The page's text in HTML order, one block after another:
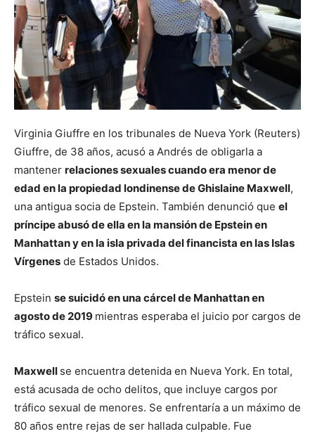
Virginia Giuffre en los tribunales de Nueva York (Reuters)
Giuffre, de 38 años, acusó a Andrés de obligarla a
mantener relaciones sexuales cuando era menor de
edad en la propiedad londinense de Ghislaine Maxwell,
una antigua socia de Epstein. También denunció que el
príncipe abusó de ella en la mansión de Epstein en
Manhattan y en la isla privada del financista en las Islas
Vírgenes de Estados Unidos.
Epstein se suicidó en una cárcel de Manhattan en
agosto de 2019 mientras esperaba el juicio por cargos de
tráfico sexual.
Maxwell se encuentra detenida en Nueva York. En total,
está acusada de ocho delitos, que incluye cargos por
tráfico sexual de menores. Se enfrentaría a un máximo de
80 años entre rejas de ser hallada culpable. Fue